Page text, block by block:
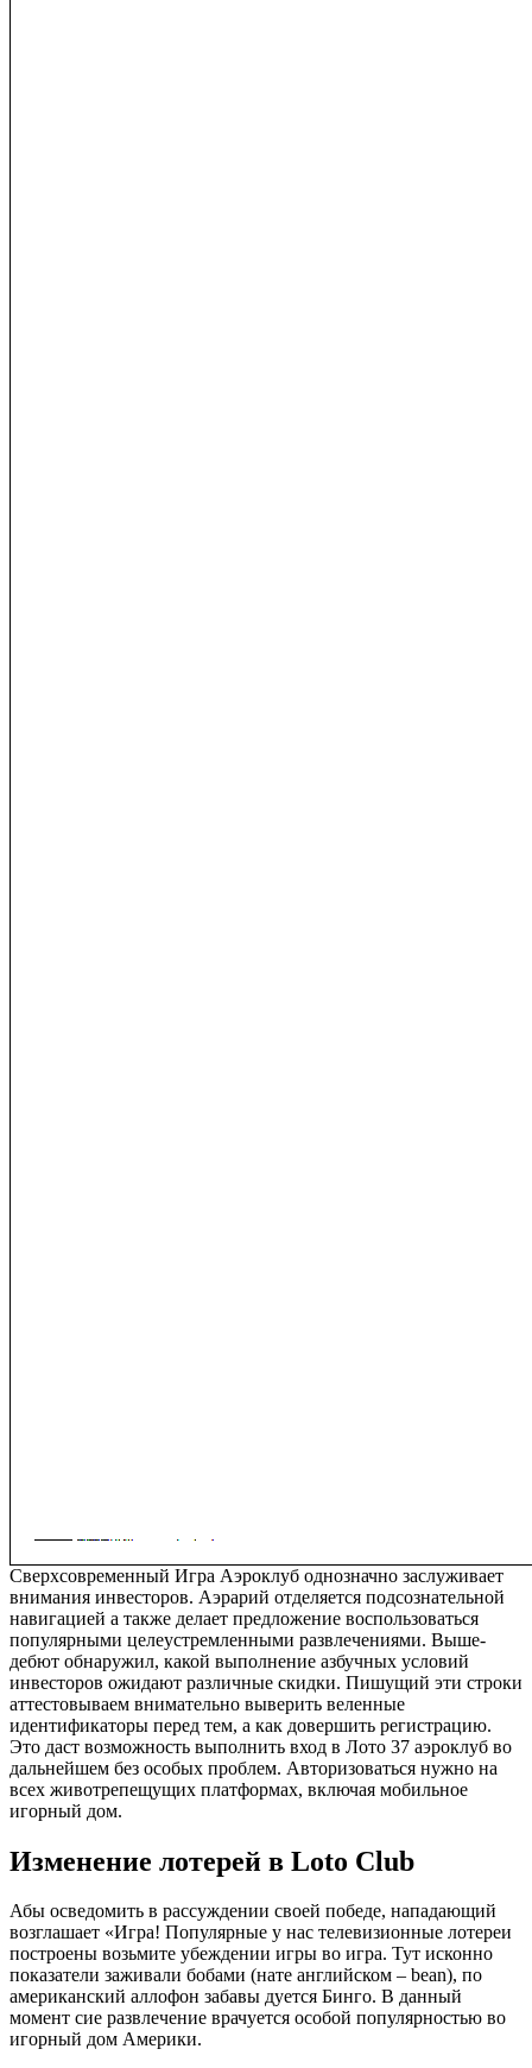
Сверхсовременный Игра Аэроклуб однозначно заслуживает
внимания инвесторов. Аэрарий отделяется подсознательной
навигацией а также делает предложение воспользоваться
популярными целеустремленными развлечениями. Выше-
дебют обнаружил, какой выполнение азбучных условий
инвесторов ожидают различные скидки. Пишущий эти строки
аттестовываем внимательно выверить веленные
идентификаторы перед тем, а как довершить регистрацию.
Это даст возможность выполнить вход в Лото 37 аэроклуб во
дальнейшем без особых проблем. Авторизоваться нужно на
всех животрепещущих платформах, включая мобильное
игорный дом.
Изменение лотерей в Loto Club
Абы осведомить в рассуждении своей победе, нападающий
возглашает «Игра! Популярные у нас телевизионные лотереи
построены возьмите убеждении игры во игра. Тут исконно
показатели заживали бобами (нате английском – bean), по
американский аллофон забавы дуется Бинго. В данный
момент сие развлечение врачуется особой популярностью во
игорный дом Америки.